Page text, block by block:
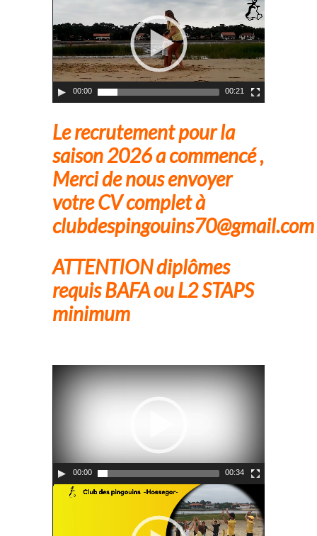
-- Les moniteurs
Parents
-- INSCRIPTION
-- Localisation
-- Activités
-- Revue de Presse
Actualités
-- Saison 2026
Les Anciens
Partenaires
00:00 00:21
Le recrutement pour la
saison 2026 a commencé ,
Merci de nous envoyer
votre CV complet à
clubdespingouins70@gmail.com
ATTENTION diplômes
requis BAFA ou L2 STAPS
minimum
00:00 00:34